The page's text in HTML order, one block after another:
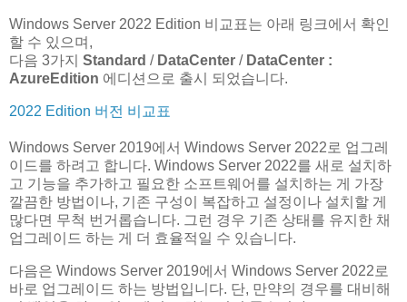
Windows Server 2022 Edition 비교표는 아래 링크에서 확인
할 수 있으며,
다음 3가지 Standard / DataCenter / DataCenter :
AzureEdition 에디션으로 출시 되었습니다.
2022 Edition 버전 비교표
Windows Server 2019에서 Windows Server 2022로 업그레
이드를 하려고 합니다. Windows Server 2022를 새로 설치하
고 기능을 추가하고 필요한 소프트웨어를 설치하는 게 가장
깔끔한 방법이나, 기존 구성이 복잡하고 설정이나 설치할 게
많다면 무척 번거롭습니다. 그런 경우 기존 상태를 유지한 채
업그레이드 하는 게 더 효율적일 수 있습니다.
다음은 Windows Server 2019에서 Windows Server 2022로
바로 업그레이드 하는 방법입니다. 단, 만약의 경우를 대비해